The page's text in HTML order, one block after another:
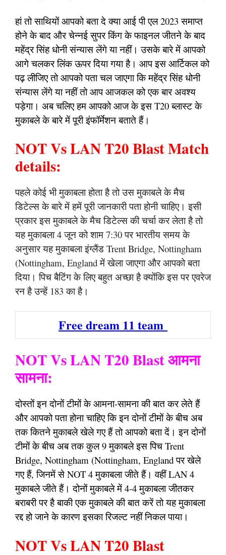
हां तो साथियों आपको बता दे क्या आई पी एल 2023 समाप्त
होने के बाद और चेन्नई सुपर किंग के फाइनल जीतने के बाद
महेंद्र सिंह धोनी संन्यास लेंगे या नहीं। उसके बारे में आपको
आगे चलकर लिंक ऊपर दिया गया है। आप इस आर्टिकल को
पढ़ लीजिए तो आपको पता चल जाएगा कि महेंद्र सिंह धोनी
संन्यास लेंगे या नहीं तो आप आजकल को एक बार अवश्य
पड़ेगा। अब चलिए हम आपको आज के इस T20 ब्लास्ट के
मुकाबले के बारे में पूरी इंफॉर्मेशन बताते हैं।
NOT Vs LAN T20 Blast Match
details:
पहले कोई भी मुकाबला होता है तो उस मुकाबले के मैच
डिटेल्स के बारे में हमें पूरी जानकारी पता होनी चाहिए। इसी
प्रकार इस मुकाबले के मैच डिटेल्स की चर्चा कर लेता है तो
यह मुकाबला 4 जून को शाम 7:30 पर भारतीय समय के
अनुसार यह मुकाबला इंग्लैंड Trent Bridge, Nottingham
(Nottingham, England में खेला जाएगा और आपको बता
दिया। पिच बैटिंग के लिए बहुत अच्छा है क्योंकि इस पर एवरेज
रन है उन्हें 183 का है।
Free dream 11 team
NOT Vs LAN T20 Blast आमना
सामना:
दोस्तों इन दोनों टीमों के आमना-सामना की बात कर लेते हैं
और आपको पता होना चाहिए कि इन दोनों टीमों के बीच अब
तक कितने मुकाबले खेले गए हैं तो आपको बता दें। इन दोनों
टीमों के बीच अब तक कुल 9 मुकाबले इस पिच Trent
Bridge, Nottingham (Nottingham, England पर खेले
गए हैं, जिनमें से NOT 4 मुकाबला जीते हैं। वहीं LAN 4
मुकाबले जीते हैं। दोनों मुकाबले में 4-4 मुकाबला जीतकर
बराबरी पर है बाकी एक मुकाबले की बात करें तो यह मुकाबला
रद्द हो जाने के कारण इसका रिजल्ट नहीं निकल पाया।
NOT Vs LAN T20 Blast